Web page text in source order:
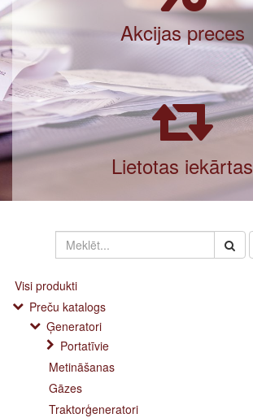
Akcijas preces
Lietotas iekārtas
Visi produkti
Preču katalogs
Ģeneratori
Portatīvie
Metināšanas
Gāzes
Traktorģeneratori